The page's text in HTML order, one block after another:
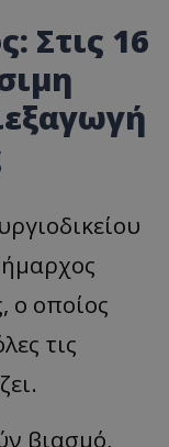
Στις 16
ο οποίος
τις
βιασμό,